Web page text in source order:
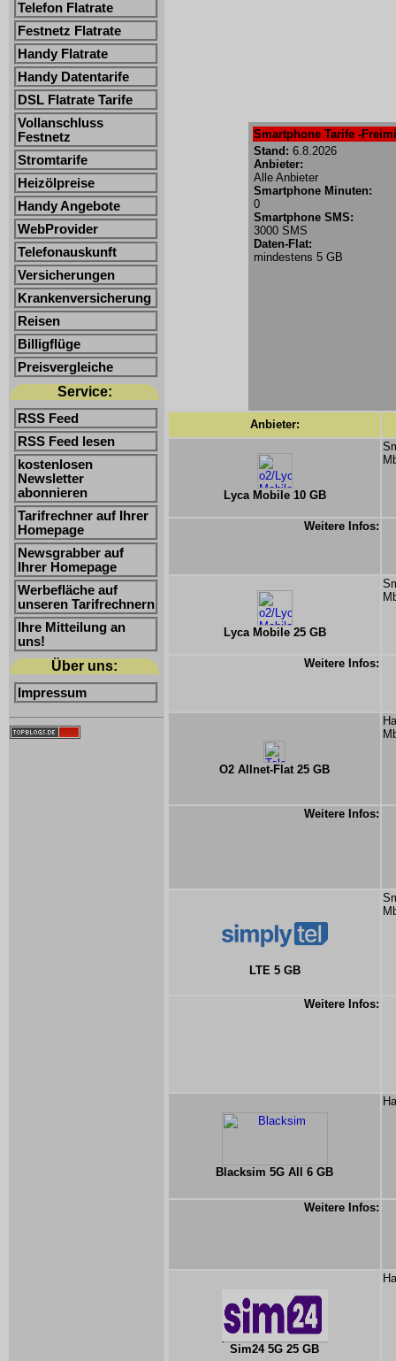
Telefon Flatrate
Festnetz Flatrate
Handy Flatrate
Handy Datentarife
DSL Flatrate Tarife
Vollanschluss
Festnetz
Stromtarife
Heizölpreise
Handy Angebote
WebProvider
Telefonauskunft
Versicherungen
Krankenversicherung
Reisen
Billigflüge
Preisvergleiche
Service:
RSS Feed
RSS Feed lesen
kostenlosen
Newsletter
abonnieren
Tarifrechner auf Ihrer
Homepage
Newsgrabber auf
Ihrer Homepage
Werbefläche auf
unseren Tarifrechnern
Ihre Mitteilung an
uns!
Über uns:
Impressum
Smartphone Tarife -
Stand: 6.8.2026
Anbieter:
Alle Anbieter
Smartphone Minuten:
0
Smartphone SMS:
3000 SMS
Daten-Flat:
mindestens 5 GB
Anbieter:
Lyca Mobile 10 GB
Weitere Infos:
Lyca Mobile 25 GB
Weitere Infos:
O2 Allnet-Flat 25 GB
Weitere Infos:
LTE 5 GB
Weitere Infos:
Blacksim 5G All 6 GB
Weitere Infos:
Sim24 5G 25 GB